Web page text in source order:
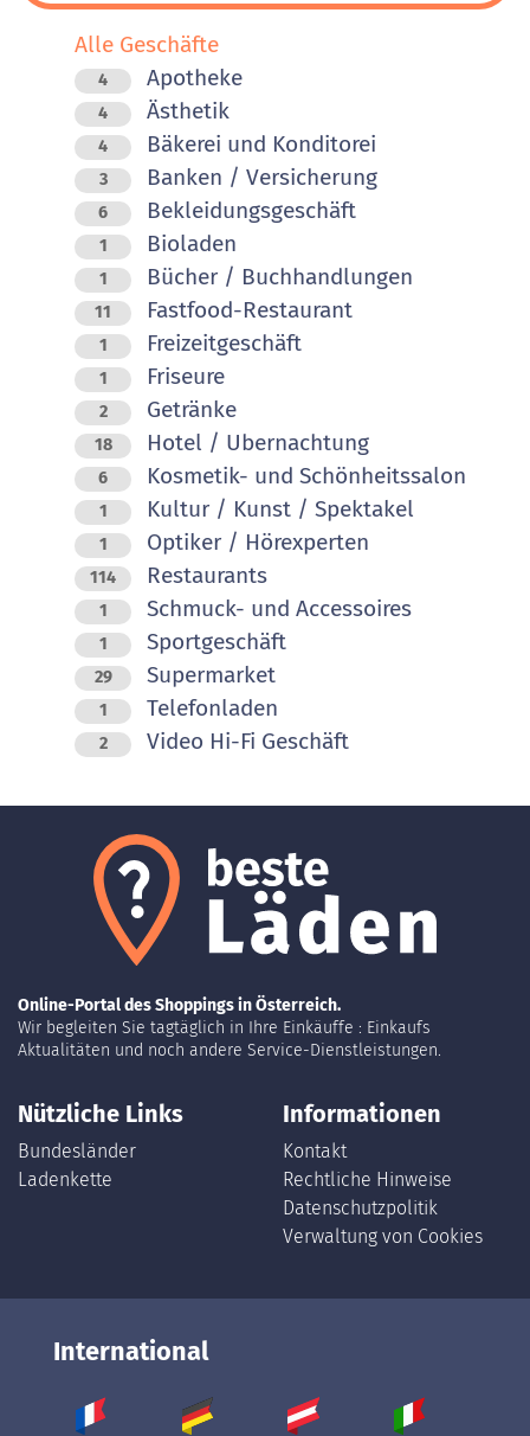
Alle Geschäfte
4 Apotheke
4 Ästhetik
4 Bäkerei und Konditorei
3 Banken / Versicherung
6 Bekleidungsgeschäft
1 Bioladen
1 Bücher / Buchhandlungen
11 Fastfood-Restaurant
1 Freizeitgeschäft
1 Friseure
2 Getränke
18 Hotel / Ubernachtung
6 Kosmetik- und Schönheitssalon
1 Kultur / Kunst / Spektakel
1 Optiker / Hörexperten
114 Restaurants
1 Schmuck- und Accessoires
1 Sportgeschäft
29 Supermarket
1 Telefonladen
2 Video Hi-Fi Geschäft
Online-Portal des Shoppings in Österreich.
Wir begleiten Sie tagtäglich in Ihre Einkäuffe : Einkaufs
Aktualitäten und noch andere Service-Dienstleistungen.
Nützliche Links
Bundesländer
Ladenkette
Informationen
Kontakt
Rechtliche Hinweise
Datenschutzpolitik
Verwaltung von Cookies
International